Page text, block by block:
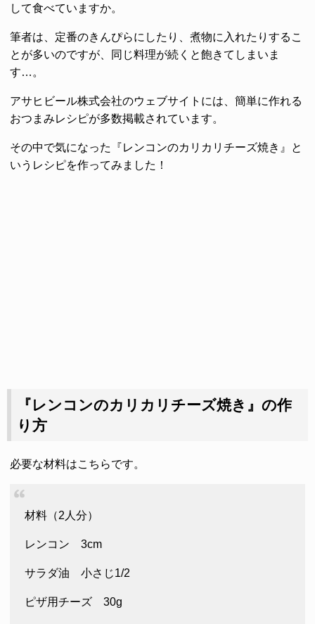
して食べていますか。
筆者は、定番のきんぴらにしたり、煮物に入れたりするこ
とが多いのですが、同じ料理が続くと飽きてしまいま
す…。
アサヒビール株式会社のウェブサイトには、簡単に作れる
おつまみレシピが多数掲載されています。
その中で気になった『レンコンのカリカリチーズ焼き』と
いうレシピを作ってみました！
『レンコンのカリカリチーズ焼き』の作
り方
必要な材料はこちらです。
材料（2人分）
レンコン 3cm
サラダ油 小さじ1/2
ピザ用チーズ 30g